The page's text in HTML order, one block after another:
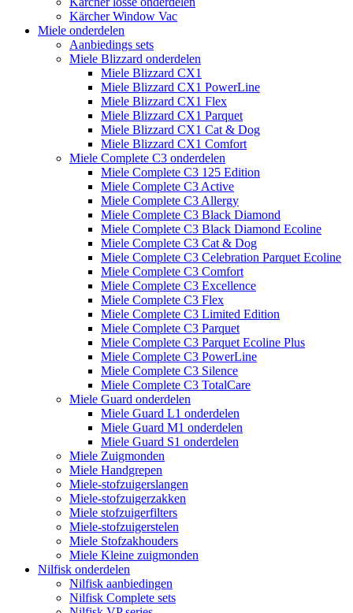
Kärcher Window Vac
Miele onderdelen
Aanbiedings sets
Miele Blizzard onderdelen
Miele Blizzard CX1
Miele Blizzard CX1 PowerLine
Miele Blizzard CX1 Flex
Miele Blizzard CX1 Parquet
Miele Blizzard CX1 Cat & Dog
Miele Blizzard CX1 Comfort
Miele Complete C3 onderdelen
Miele Complete C3 125 Edition
Miele Complete C3 Active
Miele Complete C3 Allergy
Miele Complete C3 Black Diamond
Miele Complete C3 Black Diamond Ecoline
Miele Complete C3 Cat & Dog
Miele Complete C3 Celebration Parquet Ecoline​
Miele Complete C3 Comfort
Miele Complete C3 Excellence
Miele Complete C3 Flex
Miele Complete C3 Limited Edition
Miele Complete C3 Parquet
Miele Complete C3 Parquet Ecoline Plus
Miele Complete C3 PowerLine
Miele Complete C3 Silence
Miele Complete C3 TotalCare
Miele Guard onderdelen
Miele Guard L1 onderdelen
Miele Guard M1 onderdelen
Miele Guard S1 onderdelen
Miele Zuigmonden
Miele Handgrepen
Miele-stofzuigerslangen
Miele-stofzuigerzakken
Miele stofzuigerfilters
Miele-stofzuigerstelen
Miele Stofzakhouders
Miele Kleine zuigmonden
Nilfisk onderdelen
Nilfisk aanbiedingen
Nilfisk Complete sets